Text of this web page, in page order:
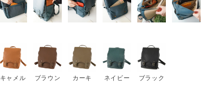
キャメル ブラウン カーキ ネイビー ブラック